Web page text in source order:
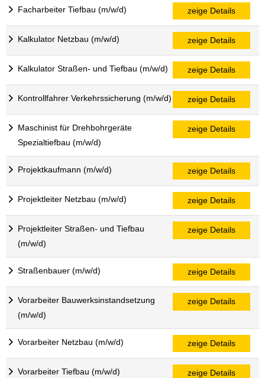
Facharbeiter Tiefbau (m/w/d) zeige Details
Kalkulator Netzbau (m/w/d) zeige Details
Kalkulator Straßen- und Tiefbau (m/w/d) zeige Details
Kontrollfahrer Verkehrssicherung (m/w/d) zeige Details
Maschinist für Drehbohrgeräte
Spezialtiefbau (m/w/d)
zeige Details
Projektkaufmann (m/w/d) zeige Details
Projektleiter Netzbau (m/w/d) zeige Details
Projektleiter Straßen- und Tiefbau
(m/w/d)
zeige Details
Straßenbauer (m/w/d) zeige Details
Vorarbeiter Bauwerksinstandsetzung
(m/w/d)
zeige Details
Vorarbeiter Netzbau (m/w/d) zeige Details
Vorarbeiter Tiefbau (m/w/d) zeige Details